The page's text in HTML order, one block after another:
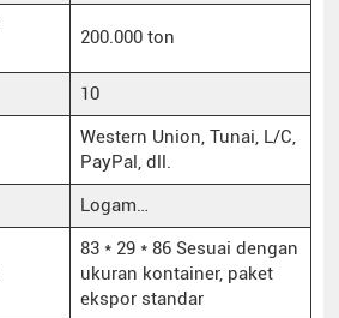
200.000 ton
10
Western Union, Tunai, L/C,
PayPal, dll.
Logam…
83 * 29 * 86 Sesuai dengan
ukuran kontainer, paket
ekspor standar